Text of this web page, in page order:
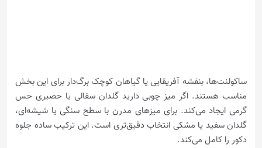
ساکولنت‌ها، بنفشه آفریقایی یا گیاهان کوچک برگ‌دار برای این بخش
مناسب هستند. اگر میز چوبی دارید گلدان سفالی یا حصیری حس
گرمی ایجاد می‌کند. برای میزهای مدرن با سطح سنگی یا شیشه‌ای،
گلدان سفید یا مشکی انتخاب دقیق‌تری است. این ترکیب ساده جلوه
دکور را کامل می‌کند.